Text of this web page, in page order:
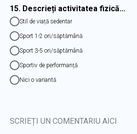
15. Descrieți activitatea fizică...
Stil de viață sedentar
Sport 1-2 ori/săptămână
Sport 3-5 ori/săptămână
Sportiv de performanță
Nici o variantă
SCRIEȚI UN COMENTARIU AICI